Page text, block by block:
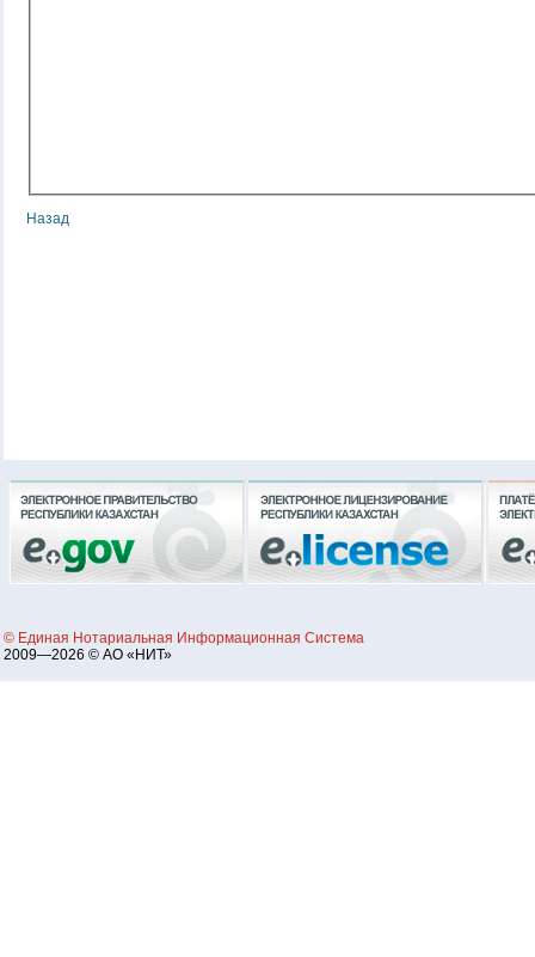
Назад
© Единая Нотариальная Информационная Система
2009—2026 © АО «НИТ»